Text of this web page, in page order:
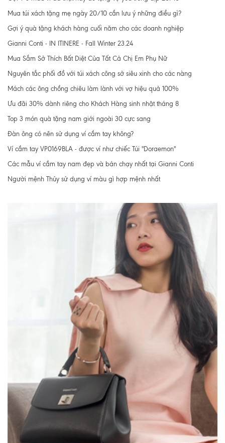
Mua túi xách tặng mẹ ngày 20/10 cần lưu ý những điều gì?
Gợi ý quà tặng khách hàng cuối năm cho các doanh nghiệp
Gianni Conti - IN ITINERE - Fall Winter 23.24
Mua Sắm Sở Thích Bất Diệt Của Tất Cả Chị Em Phụ Nữ
Nguyên tắc phối đồ với túi xách công sở siêu xinh cho các nàng
Mách các ông chồng chiêu làm lành với vợ hiệu quả 100%
Ưu đãi 30% dành riêng cho Khách Hàng sinh nhật tháng 8
Top 3 món quà tặng nam giới ngoài 30 cực sang
Đàn ông có nên sử dụng ví cầm tay không?
Ví cầm tay VP0169BLA - được ví như chiếc Túi "Doraemon"
Các mẫu ví cầm tay nam đẹp và bán chạy nhất tại Gianni Conti
Người mệnh Thủy sử dụng ví màu gì hợp mệnh nhất